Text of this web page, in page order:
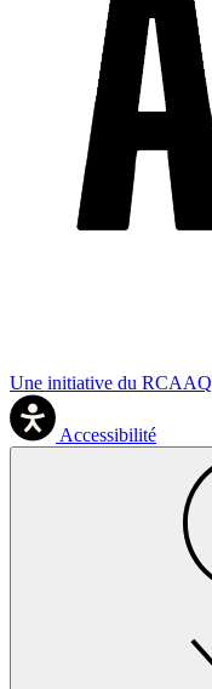
Une initiative du RCAAQ
Accessibilité